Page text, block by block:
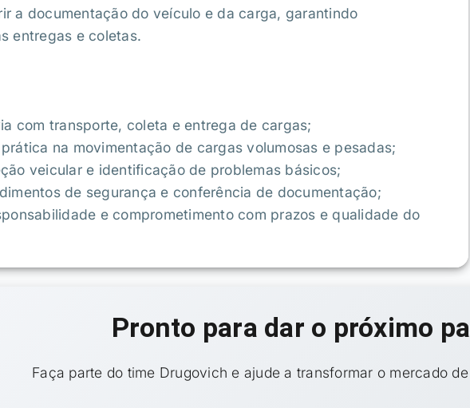
a documentação do veículo e da carga, garantindo
entregas e coletas.
com transporte, coleta e entrega de cargas;
na movimentação de cargas volumosas e pesadas;
veicular e identificação de problemas básicos;
de segurança e conferência de documentação;
e comprometimento com prazos e qualidade do
Pronto para dar o próximo
Faça parte do time Drugovich e ajude a transformar o mercado